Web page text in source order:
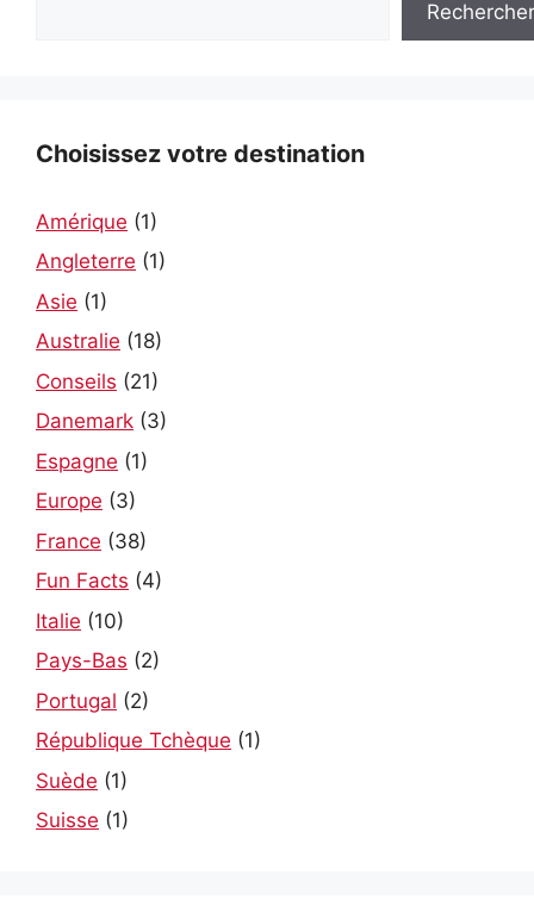
Rechercher
Choisissez votre destination
Amérique (1)
Angleterre (1)
Asie (1)
Australie (18)
Conseils (21)
Danemark (3)
Espagne (1)
Europe (3)
France (38)
Fun Facts (4)
Italie (10)
Pays-Bas (2)
Portugal (2)
République Tchèque (1)
Suède (1)
Suisse (1)